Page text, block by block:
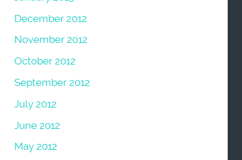
December 2012
November 2012
October 2012
September 2012
July 2012
June 2012
May 2012